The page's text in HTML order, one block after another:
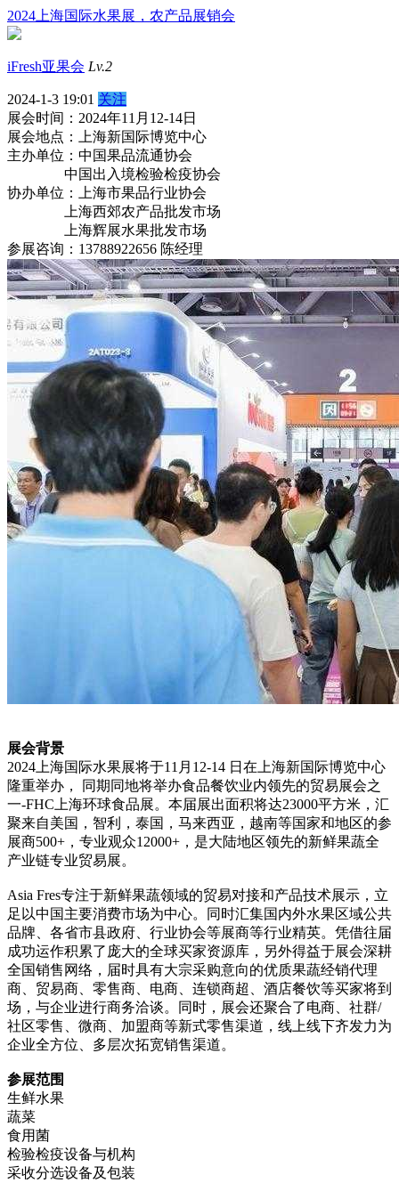
2024上海国际水果展，农产品展销会
iFresh亚果会 Lv.2
2024-1-3 19:01 关注
展会时间：2024年11月12-14日
展会地点：上海新国际博览中心
主办单位：中国果品流通协会
中国出入境检验检疫协会
协办单位：上海市果品行业协会
上海西郊农产品批发市场
上海辉展水果批发市场
参展咨询：13788922656 陈经理
展会背景
2024上海国际水果展将于11月12-14 日在上海新国际博览中心
隆重举办， 同期同地将举办食品餐饮业内领先的贸易展会之
一-FHC上海环球食品展。本届展出面积将达23000平方米，汇
聚来自美国，智利，泰国，马来西亚，越南等国家和地区的参
展商500+，专业观众12000+，是大陆地区领先的新鲜果蔬全
产业链专业贸易展。
Asia Fres专注于新鲜果蔬领域的贸易对接和产品技术展示，立
足以中国主要消费市场为中心。同时汇集国内外水果区域公共
品牌、各省市县政府、行业协会等展商等行业精英。凭借往届
成功运作积累了庞大的全球买家资源库，另外得益于展会深耕
全国销售网络，届时具有大宗采购意向的优质果蔬经销代理
商、贸易商、零售商、电商、连锁商超、酒店餐饮等买家将到
场，与企业进行商务洽谈。同时，展会还聚合了电商、社群/
社区零售、微商、加盟商等新式零售渠道，线上线下齐发力为
企业全方位、多层次拓宽销售渠道。
参展范围
生鲜水果
蔬菜
食用菌
检验检疫设备与机构
采收分选设备及包装